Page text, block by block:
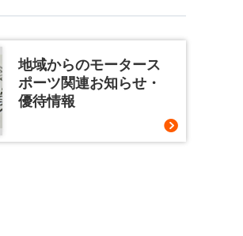
地域からのモータース
ポーツ関連お知らせ・
優待情報